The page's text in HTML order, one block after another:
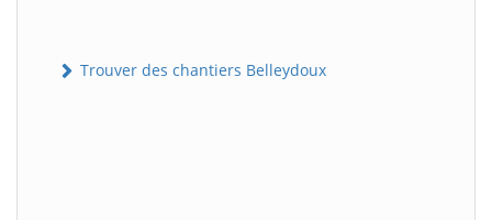
Trouver des chantiers Belleydoux